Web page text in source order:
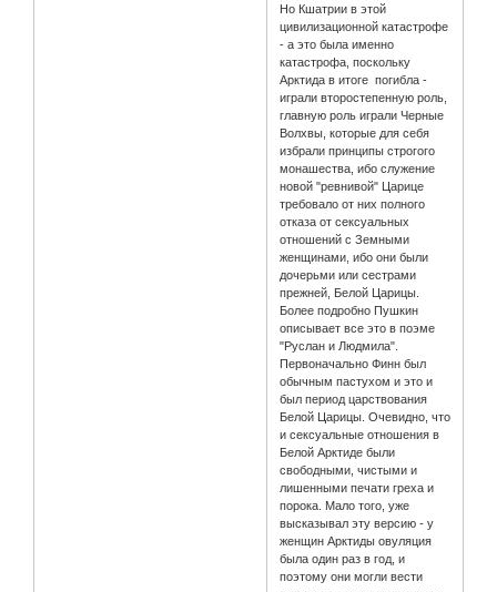
Но Кшатрии в этой
цивилизационной катастрофе
- а это была именно
катастрофа, поскольку
Арктида в итоге погибла -
играли второстепенную роль,
главную роль играли Черные
Волхвы, которые для себя
избрали принципы строгого
монашества, ибо служение
новой "ревнивой" Царице
требовало от них полного
отказа от сексуальных
отношений с Земными
женщинами, ибо они были
дочерьми или сестрами
прежней, Белой Царицы.
Более подробно Пушкин
описывает все это в поэме
"Руслан и Людмила".
Первоначально Финн был
обычным пастухом и это и
был период царствования
Белой Царицы. Очевидно, что
и сексуальные отношения в
Белой Арктиде были
свободными, чистыми и
лишенными печати греха и
порока. Мало того, уже
высказывал эту версию - у
женщин Арктиды овуляция
была один раз в год, и
поэтому они могли вести